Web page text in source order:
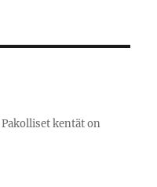
Pakolliset kentät on